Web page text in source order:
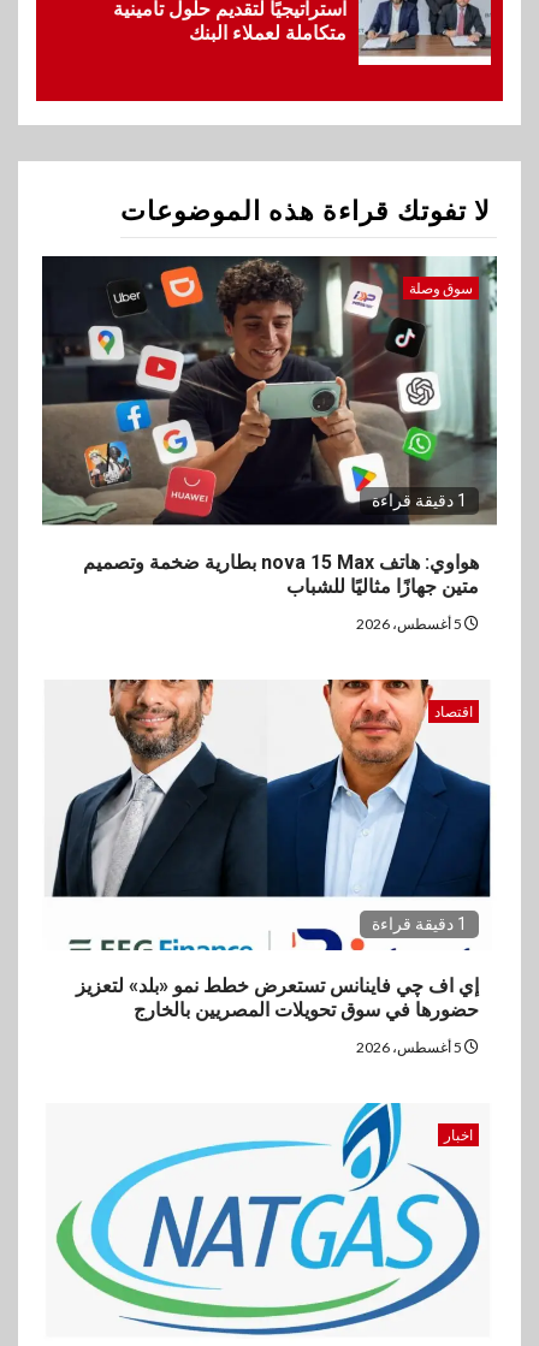
1
جهازًا مثاليًا للشباب
2 اقتصاد
إي اف چي فاينانس تستعرض
خطط نمو «بلد» لتعزيز حضورها
في سوق تحويلات المصريين
بالخارج
اخبار
بيان توضيحي صادر عن شركة
ناتجاس
4
سوق وصلة
vivo تشعل المنافسة في مصر
5
بنوك
نكست وكاف للتأمين يطلقان
تحالفًا استراتيجيًا لتقديم حلول
تأمينية متكاملة لعملاء البنك
استراتيجيًا لتقديم حلول تأمينية
متكاملة لعملاء البنك
لا تفوتك قراءة هذه الموضوعات
سوق وصلة
1 دقيقة قراءة
هواوي: هاتف nova 15 Max بطارية ضخمة وتصميم
متين جهازًا مثاليًا للشباب
اقتصاد
1 دقيقة قراءة
إي اف چي فاينانس تستعرض خطط نمو «بلد» لتعزيز
حضورها في سوق تحويلات المصريين بالخارج
اخبار